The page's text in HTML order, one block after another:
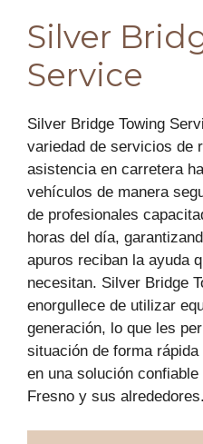
Silver
Service
Silver Bridge Towing
variedad de servicios de
asistencia en carretera
vehículos de manera
de profesionales
horas del día,
apuros reciban la ayuda
necesitan. Silver Bridge
enorgullece de utilizar
generación, lo que les
situación de forma
en una solución
Fresno y sus alrededores.